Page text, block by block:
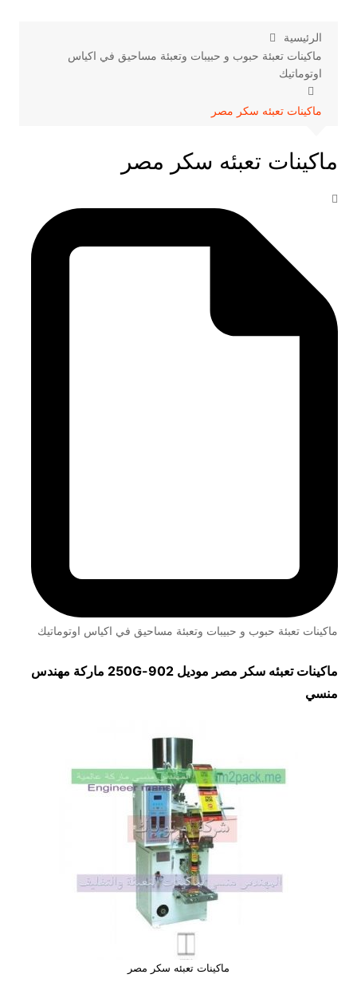
الرئيسية
ماكينات تعبئة حبوب و حبيبات وتعبئة مساحيق في اكياس
اوتوماتيك
ماكينات تعبئه سكر مصر
ماكينات تعبئه سكر مصر
ماكينات تعبئة حبوب و حبيبات وتعبئة مساحيق في اكياس اوتوماتيك
ماكينات تعبئه سكر مصر موديل 902-250G
ماركة مهندس
منسي
ماكينات تعبئه سكر مصر